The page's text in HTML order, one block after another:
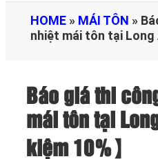
HOME » MÁI TÔN »
nhiệt mái tôn tại Long
Báo giá thi
mái tôn tại
kiệm 10%】